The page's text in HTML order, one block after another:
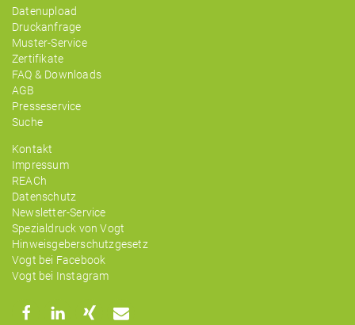
Datenupload
Druckanfrage
Muster-Service
Zertifikate
FAQ & Downloads
AGB
Presseservice
Suche
Kontakt
Impressum
REACh
Datenschutz
Newsletter-Service
Spezialdruck von Vogt
Hinweisgeberschutzgesetz
Vogt bei Facebook
Vogt bei Instagram